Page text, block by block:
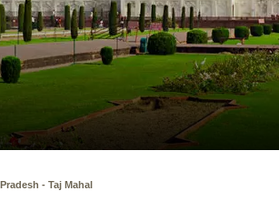
- Taj Mahal